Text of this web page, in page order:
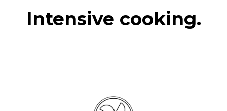
Intensive cooking.